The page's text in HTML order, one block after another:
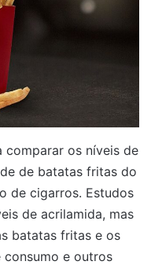
comparar os níveis de
de batatas fritas do
de cigarros. Estudos
de acrilamida, mas
batatas fritas e os
e outros